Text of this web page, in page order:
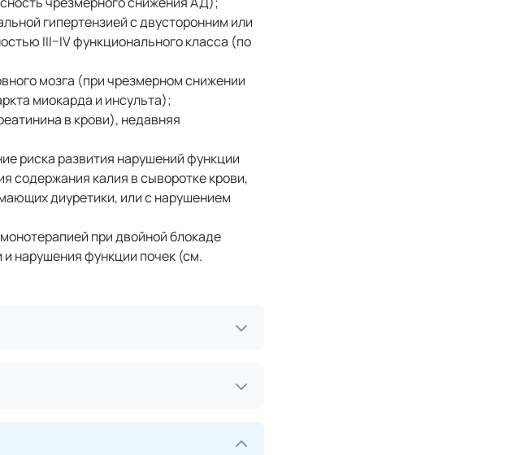
гипертензией с двусторонним или
III–IV функционального класса (по
мозга (при чрезмерном снижении
миокарда и инсульта);
в крови), недавняя
риска развития нарушений функции
содержания калия в сыворотке крови,
диуретики, или с нарушением
при двойной блокаде
нарушения функции почек (см.